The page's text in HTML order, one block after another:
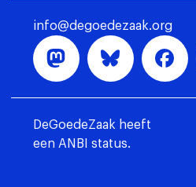
info@degoedezaak.org
DeGoedeZaak heeft
een ANBI status.